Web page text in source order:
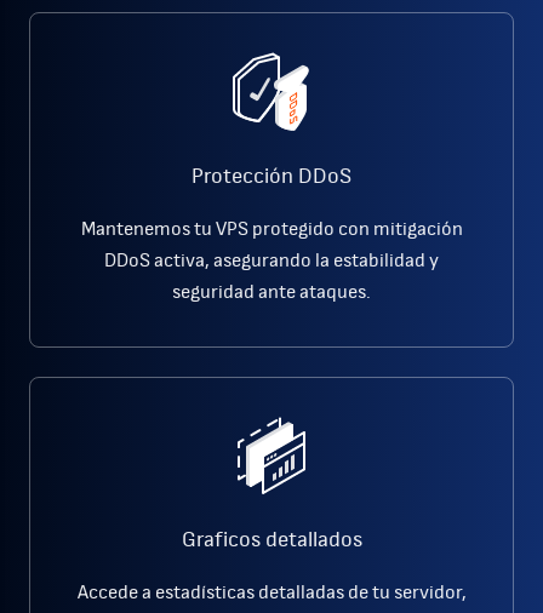
Protección DDoS
Mantenemos tu VPS protegido con mitigación
DDoS activa, asegurando la estabilidad y
seguridad ante ataques.
Graficos detallados
Accede a estadísticas detalladas de tu servidor,